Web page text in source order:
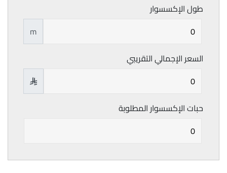
طول الإكسسوار
m
السعر الإجمالي التقريبي

حبات الإكسسوار المطلوبة